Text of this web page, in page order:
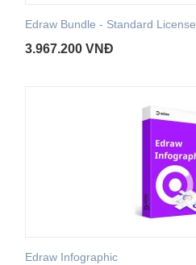
Edraw Bundle - Standard License
3.967.200 VNĐ
Edraw Infographic